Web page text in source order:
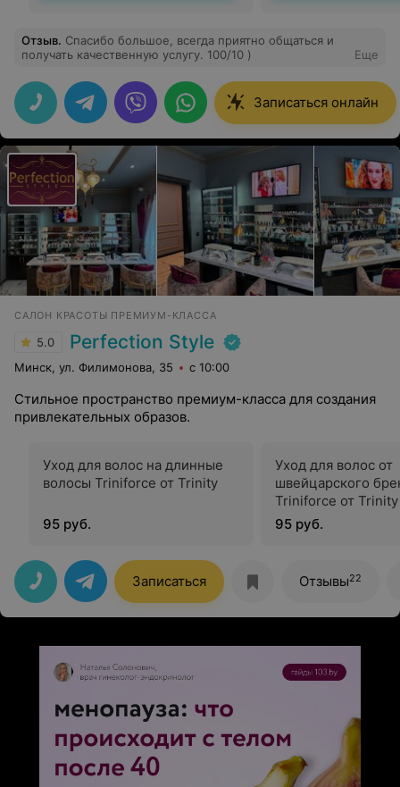
Отзыв. Спасибо большое, всегда приятно общаться и
получать качественную услугу. 100/10 )
Еще
Записаться онлайн
САЛОН КРАСОТЫ ПРЕМИУМ-КЛАССА
5.0 Perfection Style
Минск, ул. Филимонова, 35 с 10:00
Стильное пространство премиум-класса для создания
привлекательных образов.
Уход для волос на длинные
волосы Triniforce от Trinity
95 руб.
Уход для волос от
швейцарского
Triniforce от Trinity
95 руб.
Записаться Отзывы22